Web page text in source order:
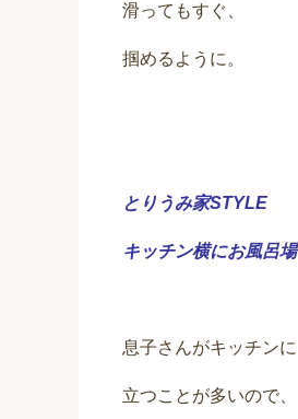
滑ってもすぐ、
掴めるように。
とりうみ家STYLE
キッチン横にお風呂場
息子さんがキッチンに
立つことが多いので、